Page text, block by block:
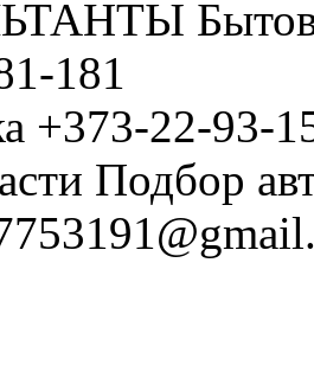
181
+373-22-93-
Подбор